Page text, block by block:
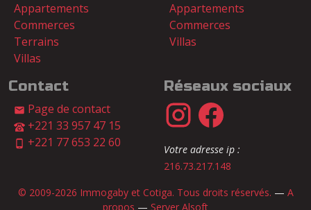
Appartements
Commerces
Terrains
Villas
Appartements
Commerces
Villas
Contact
Page de contact
+221 33 957 47 15
+221 77 653 22 60
Réseaux sociaux
Votre adresse ip :
216.73.217.148
© 2009-2026 Immogaby et Cotiga. Tous droits réservés. — A
propos — Server Alsoft